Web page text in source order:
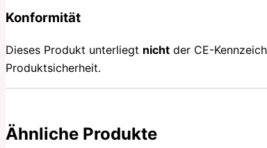
Konformität
Dieses Produkt unterliegt nicht der CE-
Produktsicherheit.
Ähnliche Produkte